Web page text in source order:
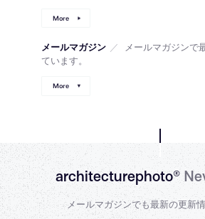
More
メールマガジン ／
メールマガジンで
ています。
More
architecturephoto®
メールマガジンでも最新の更新